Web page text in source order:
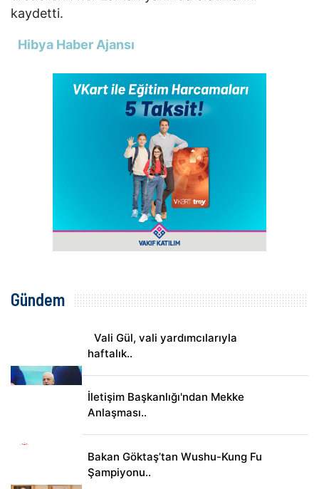
kaydetti.
Hibya Haber Ajansı
Gündem
Vali Gül, vali yardımcılarıyla
haftalık..
İletişim Başkanlığı'ndan Mekke
Anlaşması..
Bakan Göktaş’tan Wushu-Kung Fu
Şampiyonu..